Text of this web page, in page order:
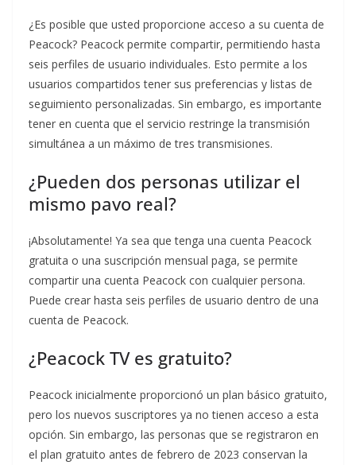
¿Es posible que usted proporcione acceso a su cuenta de
Peacock? Peacock permite compartir, permitiendo hasta
seis perfiles de usuario individuales. Esto permite a los
usuarios compartidos tener sus preferencias y listas de
seguimiento personalizadas. Sin embargo, es importante
tener en cuenta que el servicio restringe la transmisión
simultánea a un máximo de tres transmisiones.
¿Pueden dos personas utilizar el
mismo pavo real?
¡Absolutamente! Ya sea que tenga una cuenta Peacock
gratuita o una suscripción mensual paga, se permite
compartir una cuenta Peacock con cualquier persona.
Puede crear hasta seis perfiles de usuario dentro de una
cuenta de Peacock.
¿Peacock TV es gratuito?
Peacock inicialmente proporcionó un plan básico gratuito,
pero los nuevos suscriptores ya no tienen acceso a esta
opción. Sin embargo, las personas que se registraron en
el plan gratuito antes de febrero de 2023 conservan la